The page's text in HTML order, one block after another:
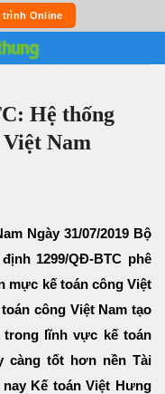
trình Online
Hệ thống
Nam
Ngày 31/07/2019 Bộ
1299/QĐ-BTC phê
mực kế toán công Việt
công Việt Nam tạo
lĩnh vực kế toán
càng tốt hơn nền Tài
Kế toán Việt Hưng